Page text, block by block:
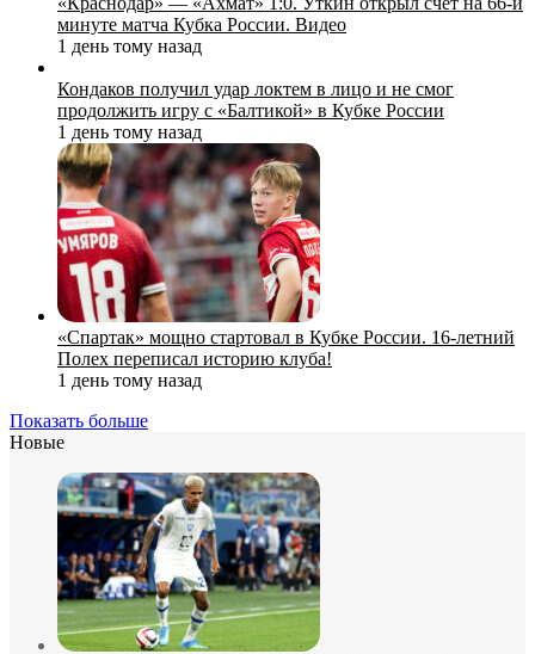
минуте матча Кубка России. Видео
1 день тому назад
Кондаков получил удар локтем в лицо и не смог
продолжить игру с «Балтикой» в Кубке России
1 день тому назад
«Спартак» мощно стартовал в Кубке России. 16-летний
Полех переписал историю клуба!
1 день тому назад
Показать больше
Новые